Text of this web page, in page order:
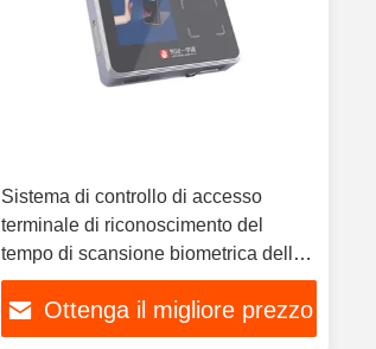
Sistema di controllo di accesso
terminale di riconoscimento del
tempo di scansione biometrica delle
vene palmari
Ottenga il migliore prezzo